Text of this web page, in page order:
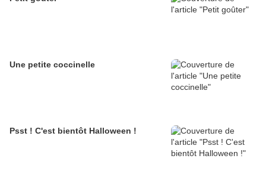
Une petite coccinelle
Psst ! C'est bientôt Halloween !